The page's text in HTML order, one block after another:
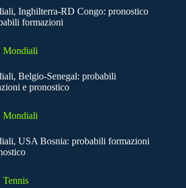
Inghilterra-RD Congo: pronostico
formazioni
Mondiali
Belgio-Senegal: probabili
e pronostico
Mondiali
USA Bosnia: probabili formazioni
Tennis